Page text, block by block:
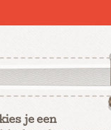
je een